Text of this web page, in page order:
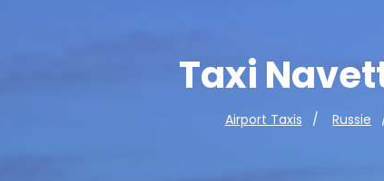
Taxi
Airport Taxis Russie